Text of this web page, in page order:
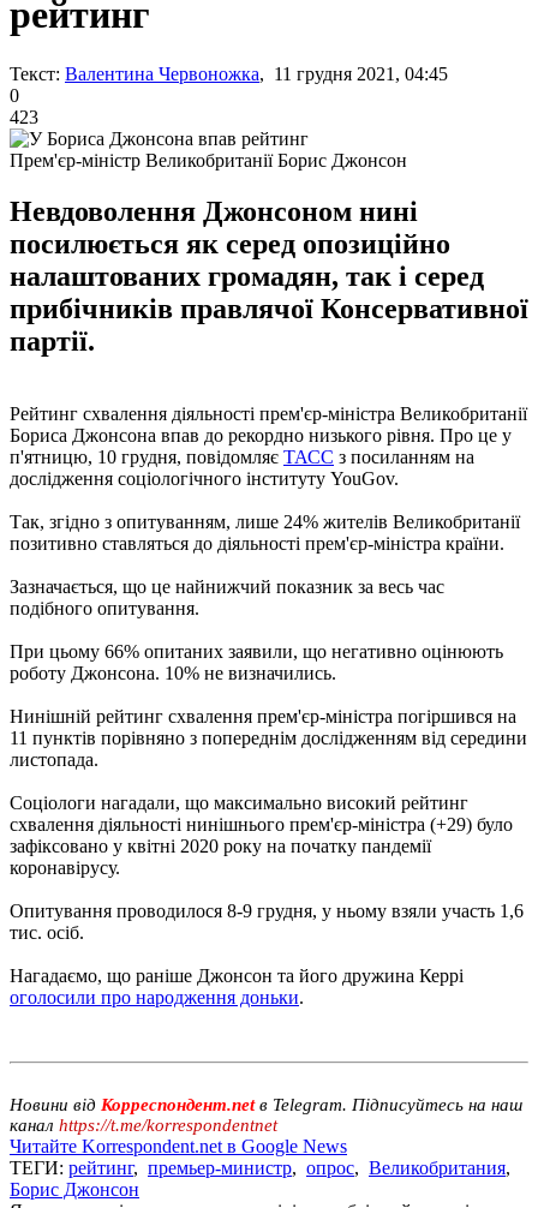
рейтинг
Текст: Валентина Червоножка, 11 грудня 2021, 04:45
0
423
Прем'єр-міністр Великобританії Борис Джонсон
Невдоволення Джонсоном нині
посилюється як серед опозиційно
налаштованих громадян, так і серед
прибічників правлячої Консервативної
партії.
Рейтинг схвалення діяльності прем'єр-міністра Великобританії
Бориса Джонсона впав до рекордно низького рівня. Про це у
п'ятницю, 10 грудня, повідомляє ТАСС з посиланням на
дослідження соціологічного інституту YouGov.
Так, згідно з опитуванням, лише 24% жителів Великобританії
позитивно ставляться до діяльності прем'єр-міністра країни.
Зазначається, що це найнижчий показник за весь час
подібного опитування.
При цьому 66% опитаних заявили, що негативно оцінюють
роботу Джонсона. 10% не визначились.
Нинішній рейтинг схвалення прем'єр-міністра погіршився на
11 пунктів порівняно з попереднім дослідженням від середини
листопада.
Соціологи нагадали, що максимально високий рейтинг
схвалення діяльності нинішнього прем'єр-міністра (+29) було
зафіксовано у квітні 2020 року на початку пандемії
коронавірусу.
Опитування проводилося 8-9 грудня, у ньому взяли участь 1,6
тис. осіб.
Нагадаємо, що раніше Джонсон та його дружина Керрі
оголосили про народження доньки.
Новини від Корреспондент.netв Telegram. Підписуйтесь на наш
канал https://t.me/korrespondentnet
Читайте Korrespondent.net в Google News
ТЕГИ: рейтинг, премьер-министр, опрос, Великобритания,
Борис Джонсон